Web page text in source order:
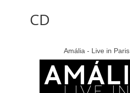
CD
Amália - Live in Paris